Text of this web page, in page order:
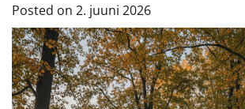
Posted on 2. juuni 2026